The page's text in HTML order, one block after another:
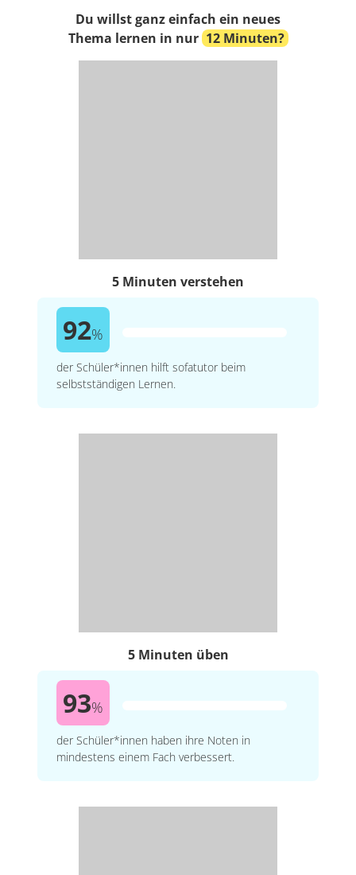
Du willst ganz einfach ein neues
Thema lernen in nur 12 Minuten?
5 Minuten verstehen
92%
der Schüler*innen hilft sofatutor beim
selbstständigen Lernen.
5 Minuten üben
93%
der Schüler*innen haben ihre Noten in
mindestens einem Fach verbessert.